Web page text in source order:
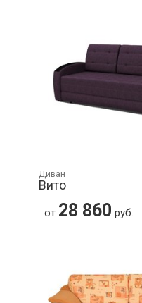
Диван
Вито
от 28 860 руб.